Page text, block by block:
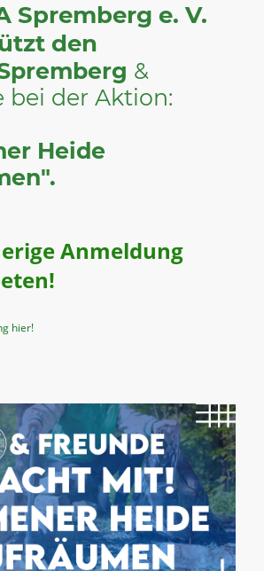
Spremberg e. V.
den
&
bei der Aktion:
Heide
Anmeldung
hier!